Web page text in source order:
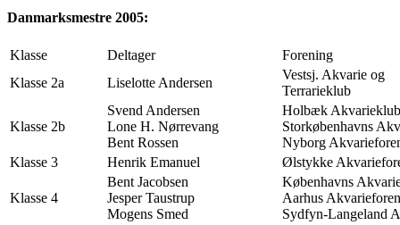
Danmarksmestre 2005:
Klasse Deltager
Forening
Klasse 2a
Liselotte Andersen
Vestsj. Akvarie og
Terrarieklub
Klasse 2b
Svend Andersen
Lone H. Nørrevang
Bent Rossen
Holbæk Akvarieklub
Storkøbenhavns
Nyborg
Klasse 3
Henrik Emanuel Ølstykke
Klasse 4
Bent Jacobsen
Jesper Taustrup
Mogens Smed
Københavns
Aarhus
Sydfyn-Langeland